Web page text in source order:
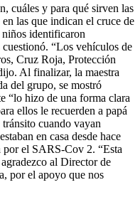
cuáles y para qué sirven las
las que indican el cruce de
niños identificaron
“Los vehículos de
Cruz Roja, Protección
Al finalizar, la maestra
del grupo, se mostró
“lo hizo de una forma clara
ellos le recuerden a papá
cuando vayan
en casa desde hace
por el SARS-Cov 2. “Esta
al Director de
por el apoyo que nos